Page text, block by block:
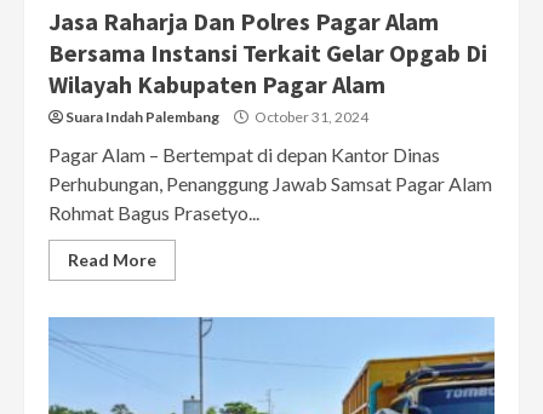
Jasa Raharja Dan Polres Pagar Alam
Bersama Instansi Terkait Gelar Opgab Di
Wilayah Kabupaten Pagar Alam
Suara Indah Palembang October 31, 2024
Pagar Alam – Bertempat di depan Kantor Dinas
Perhubungan, Penanggung Jawab Samsat Pagar Alam
Rohmat Bagus Prasetyo...
Read More